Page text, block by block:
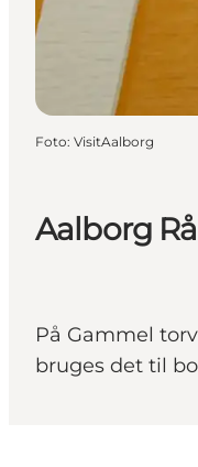
Aalborg
På Gammel
bruges det til
Foto: VisitAalborg